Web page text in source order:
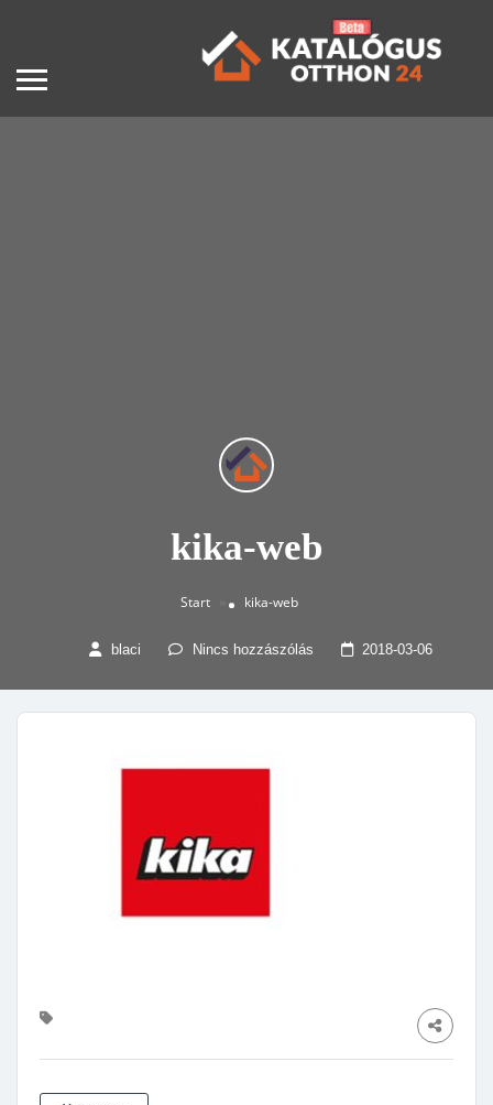
kika-web
Start » kika-web
blaci Nincs hozzászólás 2018-03-06